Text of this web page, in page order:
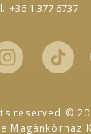
+36 1 377 6737
reserved ©
Magánkórház